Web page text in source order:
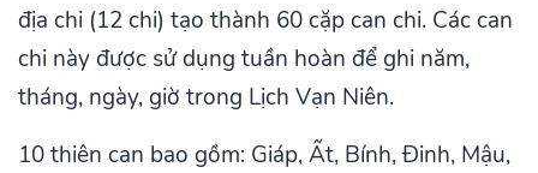
địa chi (12 chi) tạo thành 60 cặp can chi. Các can
chi này được sử dụng tuần hoàn để ghi năm,
tháng, ngày, giờ trong Lịch Vạn Niên.
10 thiên can bao gồm: Giáp, Ất, Bính, Đinh, Mậu,